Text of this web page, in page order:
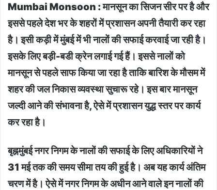
Mumbai Monsoon : मानसून का सिजन सीर पर है और
इससे पहले देश भर के शहरों में प्रशासन अपनी तैयारी कर रहा
है। इसी कड़ी में मुंबई में भी नालों की सफाई करवाई जा रही है।
इसके लिए बड़ी-बडी क्रेन लगाई गई हैं। इससे नालों को
मानसून से पहले साफ किया जा रहा है ताकि बारिश के मौसम में
शहर की जल निकास व्यवस्था सुचारू रहे। इस बार मानसून
जल्दी आने की संभावना है, ऐसे में प्रशासन युद्ध स्तर पर कार्य
कर रहा है।
बृह्नमुंबई नगर निगम के नालों की सफाई के लिए अधिकारियों ने
31 मई तक की समय सीमा तय की हुई है। अब यह कार्य अंतिम
चरण में है। ऐसे में नगर निगम के अधीन आने वाले इन नालों की